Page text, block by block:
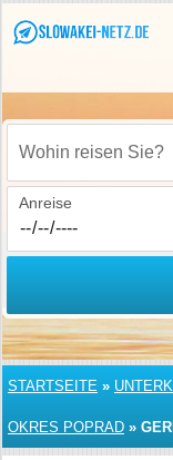
Wohin reisen Sie?
Anreise
STARTSEITE »
OKRES POPRAD »